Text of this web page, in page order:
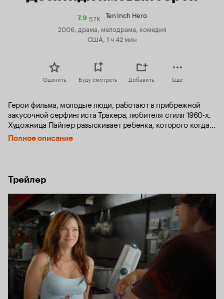
7.9Рейтинг
7.9
57K Ten Inch Hero
2006, драма, мелодрама, комедия
США, 1 ч 42 мин
Оценить Буду смотреть Добавить Еще
Герои фильма, молодые люди, работают в прибрежной
закусочной серфингиста Тракера, любителя стиля 1960-х.
Художница Пайпер разыскивает ребенка, которого когда-
то отдала на усыновление. Застенчивая и робкая Джен
погружена в роман, проходящий заочно, через интернет. А
бойкий парень с панковским ирокезом на голове —
держит в себе чувства и серьезные мысли, укрывшись за
маской хохмача.
Полное описание
Трейлер